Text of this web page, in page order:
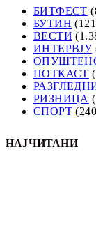
БИТФЕСТ
БУТИН
ВЕСТИ
ИНТЕРВЈУ
ПОТКАСТ
РИЗНИЦА
СПОРТ
НАЈЧИТАНИ